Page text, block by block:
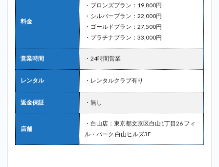
料金
・ブロンズプラン：19,800円
・シルバープラン：22,000円
・ゴールドプラン：27,500円
・プラチナプラン：33,000円
営業時間 ・24時間営業
レンタル ・レンタルクラブ有り
返金保証 ・無し
店舗
・白山店：東京都文京区白山1丁目26 フィ
ル・パーク 白山ヒルズ3F